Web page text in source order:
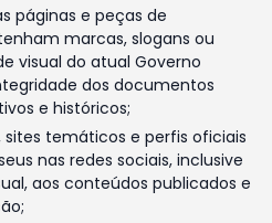
páginas e peças de
marcas, slogans ou
visual do atual Governo
dos documentos
e históricos;
temáticos e perfis oficiais
nas redes sociais, inclusive
aos conteúdos publicados e